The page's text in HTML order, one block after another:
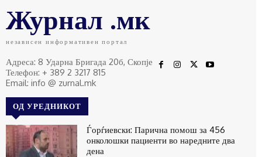
Журнал .мк
независен информативен портал
Адреса: 8 Ударна Бригада 20б, Скопје
Телефон: + 389 2 3217 815
Email: info @ zurnal.mk
ОД УРЕДНИКОТ
Ѓорѓиевски: Парична помош за 456
онколошки пациенти во наредните два
дена